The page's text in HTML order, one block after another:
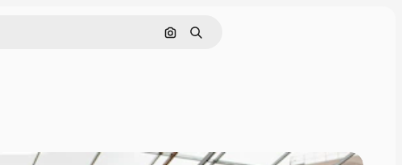
Pesquisar por imagem
Buscar